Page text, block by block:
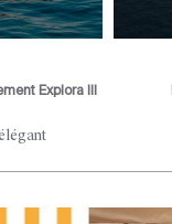
Explora III